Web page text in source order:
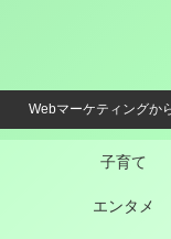
Webマーケティングか
子育て
エンタメ